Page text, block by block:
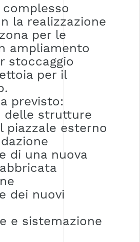
la realizzazione
per le
ampliamento
stoccaggio
per il
previsto:
delle strutture
piazzale esterno
di una nuova
dei nuovi
e sistemazione